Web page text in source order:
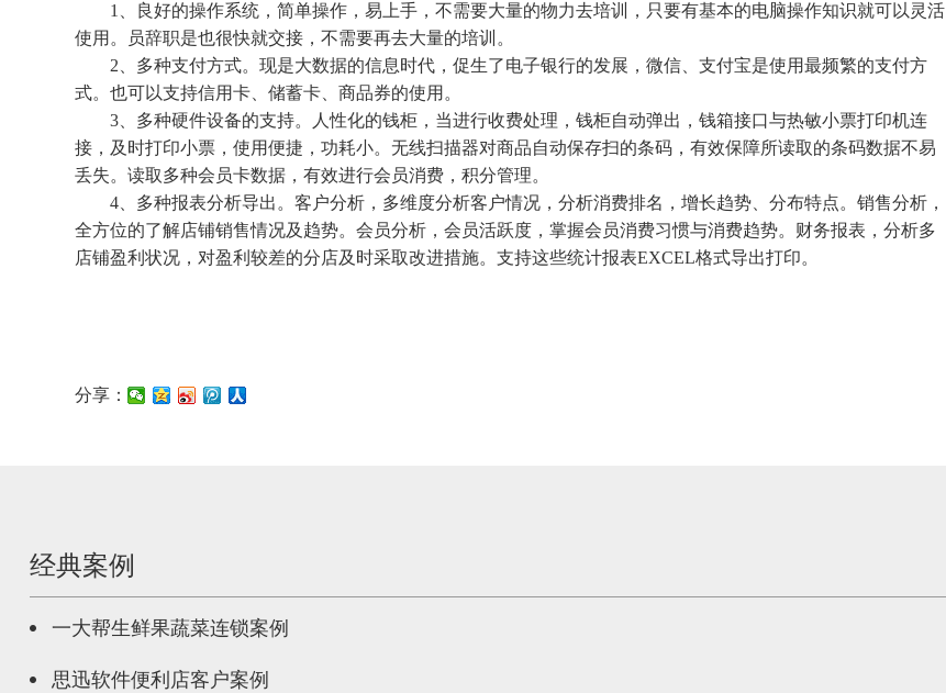
1、良好的操作系统，简单操作，易上手，不需要大量的物力去培训，只要有基本的电脑操作知识就可以灵活
使用。员辞职是也很快就交接，不需要再去大量的培训。
2、多种支付方式。现是大数据的信息时代，促生了电子银行的发展，微信、支付宝是使用最频繁的支付方
式。也可以支持信用卡、储蓄卡、商品券的使用。
3、多种硬件设备的支持。人性化的钱柜，当进行收费处理，钱柜自动弹出，钱箱接口与热敏小票打印机连
接，及时打印小票，使用便捷，功耗小。无线扫描器对商品自动保存扫的条码，有效保障所读取的条码数据不易
丢失。读取多种会员卡数据，有效进行会员消费，积分管理。
4、多种报表分析导出。客户分析，多维度分析客户情况，分析消费排名，增长趋势、分布特点。销售分析，
全方位的了解店铺销售情况及趋势。会员分析，会员活跃度，掌握会员消费习惯与消费趋势。财务报表，分析多
店铺盈利状况，对盈利较差的分店及时采取改进措施。支持这些统计报表EXCEL格式导出打印。
分享：
经典案例
一大帮生鲜果蔬菜连锁案例
思迅软件便利店客户案例